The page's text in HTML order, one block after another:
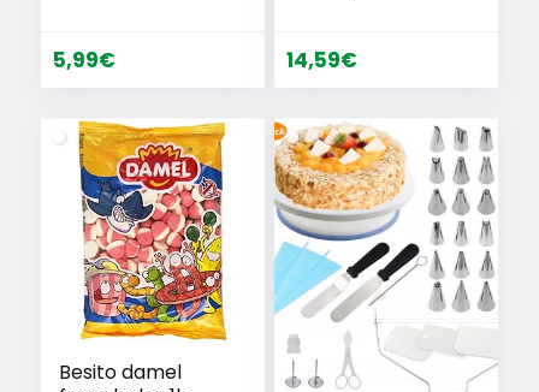
Fiesta de Amor
de San Valentín
5,99€ 14,59€
Besito damel